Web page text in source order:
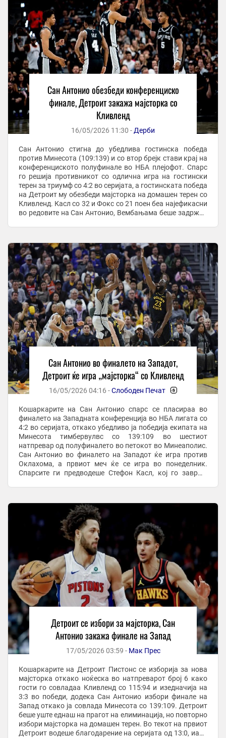
Сан Антонио обезбеди конференциско
финале, Детроит закажа мајсторка со
Кливленд
16/05/2026 11:30 - Дерби
Сан Антонио стигна до убедлива гостинска победа
против Минесота (109:139) и со втор брејк стави крај на
конференциското полуфинале во НБА плејофот. Спарс
го решија противникот со одлична игра на гостински
терен за триумф со 4:2 во серијата, а гостинската победа
на Детроит му обезбеди мајсторка на домашен терен со
Кливленд. Касл со 32 и Фокс со 21 поен беа најефикасни
во редовите на Сан Антонио, Вембањама беше задржан
Сан Антонио во финалето на Западот,
Детроит ќе игра „мајсторка“ со Кливленд
16/05/2026 04:16 -Слободен Печат -
Кошаркарите на Сан Антонио спарс се пласираа во
финалето на Западната конференција во НБА лигата со
4:2 во серијата, откако убедливо ја победија екипата на
Минесота тимбервулвс со 139:109 во шестиот
натпревар од полуфиналето во петокот во Минеаполис.
Сан Антонио во финалето на Западот ќе игра против
Оклахома, а првиот меч ќе се игра во понеделник.
Спарсите ги предводеше Стефон Касл, кој го заврши
Детроит се избори за мајсторка, Сан
Антонио закажа финале на Запад
17/05/2026 03:59 - Мак Прес
Кошаркарите на Детроит Пистонс се изборија за нова
мајсторка откако ноќеска во натпреварот број 6 како
гости го совладаа Кливленд со 115:94 и изедначија на
3:3 во победи, додека Сан Антонио избори финале на
Запад откако ја совлада Минесота со 139:109. Детроит
беше уште еднаш на прагот на елиминација, но повторно
избори мајсторка на домашен терен. Во текот на првиот
Детроит водеше благодарение на серијата од 13:0, иако